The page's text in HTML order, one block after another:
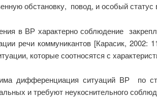
обстановку, повод, и особый статус
в ВР характерно соблюдение
речи коммуникантов [Карасик,
которые соотносятся с
дифференциация ситуаций ВР по
и требуют неукоснительного